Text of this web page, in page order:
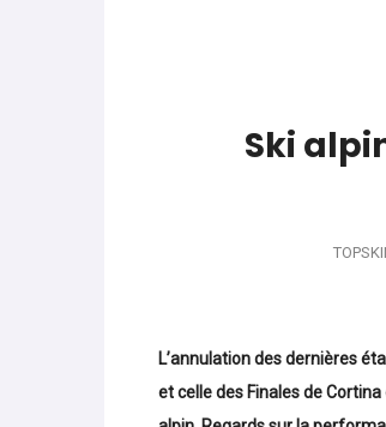
Les
Favrot
Ski
L’annulation des dernières
et celle des Finales de